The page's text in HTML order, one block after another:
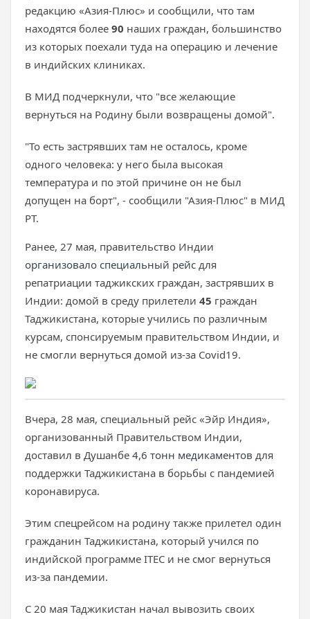
редакцию «Азия-Плюс» и сообщили, что там
находятся более 90 наших граждан, большинство
из которых поехали туда на операцию и лечение
в индийских клиниках.
В МИД подчеркнули, что "все желающие
вернуться на Родину были возвращены домой".
"То есть застрявших там не осталось, кроме
одного человека: у него была высокая
температура и по этой причине он не был
допущен на борт", - сообщили "Азия-Плюс" в МИД
РТ.
Ранее, 27 мая, правительство Индии
организовало специальный рейс для
репатриации таджикских граждан, застрявших в
Индии: домой в среду прилетели 45 граждан
Таджикистана, которые учились по различным
курсам, спонсируемым правительством Индии, и
не смогли вернуться домой из-за Covid19.
Вчера, 28 мая, специальный рейс «Эйр Индия»,
организованный Правительством Индии,
доставил в Душанбе 4,6 тонн медикаментов для
поддержки Таджикистана в борьбы с пандемией
коронавируса.
Этим спецрейсом на родину также прилетел один
гражданин Таджикистана, который учился по
индийской программе ITEC и не смог вернуться
из-за пандемии.
С 20 мая Таджикистан начал вывозить своих